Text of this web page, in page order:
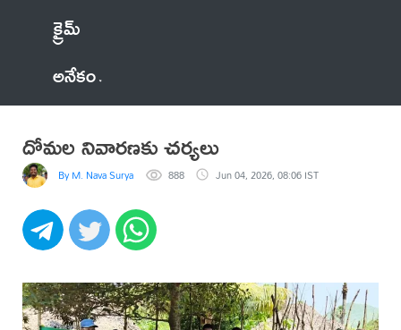
క్రైమ్
అనేకం
దోమల నివారణకు చర్యలు
By M. Nava Surya 888 Jun 04, 2026, 08:06 IST